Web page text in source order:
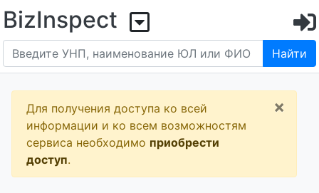
BizInspect
Найти
Для получения доступа ко всей
информации и ко всем возможностям
сервиса необходимо приобрести
доступ.
×